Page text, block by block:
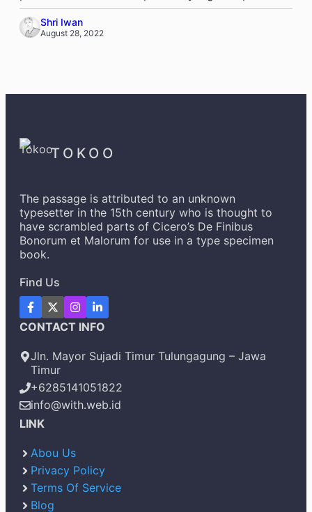
berkualitas, fungsi kognitif menurun, emosi tidak
stabil, …Shri Iwan
August 28, 2022
TOKOO
The passage is attributed to an unknown
typesetter in the 15th century who is thought to
have scrambled parts of Cicero’s De Finibus
Bonorum et Malorum for use in a type specimen
book.
Find Us
CONTACT INFO
Jln. Mayor Sujadi Timur Tulungagung – Jawa
Timur
+6285141051822
info@with.web.id
LINK
Abou Us
Privacy Policy
Terms Of Service
Blog